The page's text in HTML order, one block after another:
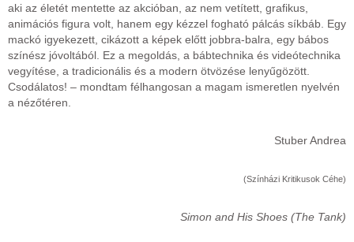
aki az életét mentette az akcióban, az nem vetített, grafikus,
animációs figura volt, hanem egy kézzel fogható pálcás síkbáb. Egy
mackó igyekezett, cikázott a képek előtt jobbra-balra, egy bábos
színész jóvoltából. Ez a megoldás, a bábtechnika és videótechnika
vegyítése, a tradicionális és a modern ötvözése lenyűgözött.
Csodálatos! – mondtam félhangosan a magam ismeretlen nyelvén
a nézőtéren.
Stuber Andrea
(Színházi Kritikusok Céhe)
Simon and His Shoes (The Tank)